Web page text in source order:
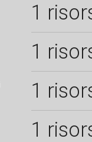
1
1
1
1